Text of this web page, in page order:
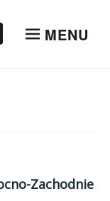
MENU
Zachodnie